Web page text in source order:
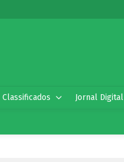
Classificados Jornal Digital